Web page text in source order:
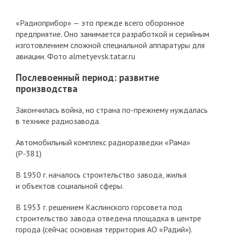
«Радиоприбор» — это прежде всего оборонное
предприятие. Оно занимается разработкой и серийным
изготовлением сложной специальной аппаратуры для
авиации. Фото almetyevsk.tatar.ru
Послевоенный период: развитие
производства
Закончилась война, но страна по-прежнему нуждалась
в технике радиозавода.
Автомобильный комплекс радиоразведки «Рама»
(Р-381)
В 1950 г. началось строительство завода, жилья
и объектов социальной сферы.
В 1953 г. решением Каслинского горсовета под
строительство завода отведена площадка в центре
города (сейчас основная территория АО «Радий»).